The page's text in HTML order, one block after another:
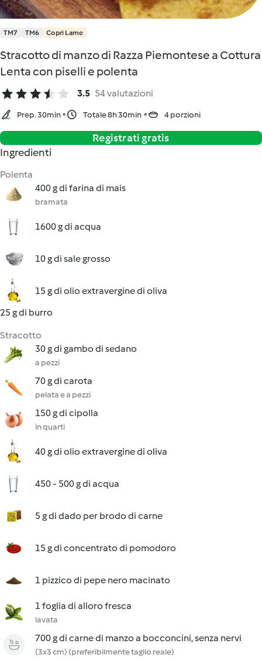
TM7 TM6 Copri Lame
Stracotto di manzo di Razza Piemontese a Cottura
Lenta con piselli e polenta
3.5 54 valutazioni
Prep. 30min Totale 8h 30min 4 porzioni
Registrati gratis
Ingredienti
Polenta
400 g di farina di mais
bramata
1600 g di acqua
10 g di sale grosso
15 g di olio extravergine di oliva
25 g di burro
Stracotto
30 g di gambo di sedano
a pezzi
70 g di carota
pelata e a pezzi
150 g di cipolla
in quarti
40 g di olio extravergine di oliva
450 - 500 g di acqua
5 g di dado per brodo di carne
15 g di concentrato di pomodoro
1 pizzico di pepe nero macinato
1 foglia di alloro fresca
lavata
700 g di carne di manzo a bocconcini, senza nervi
(3x3 cm) (preferibilmente taglio reale)